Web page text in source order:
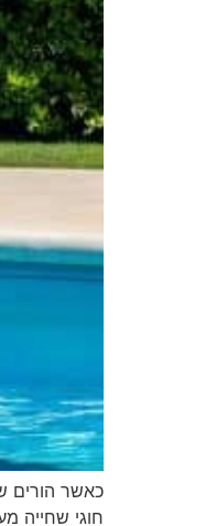
כאשר הורים
חוגי שחייה